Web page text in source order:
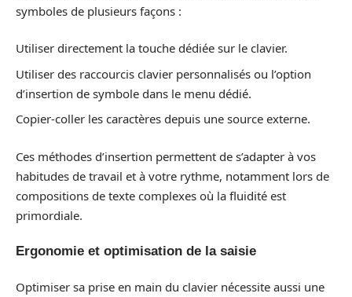
symboles de plusieurs façons :
Utiliser directement la touche dédiée sur le clavier.
Utiliser des raccourcis clavier personnalisés ou l’option
d’insertion de symbole dans le menu dédié.
Copier-coller les caractères depuis une source externe.
Ces méthodes d’insertion permettent de s’adapter à vos
habitudes de travail et à votre rythme, notamment lors de
compositions de texte complexes où la fluidité est
primordiale.
Ergonomie et optimisation de la saisie
Optimiser sa prise en main du clavier nécessite aussi une